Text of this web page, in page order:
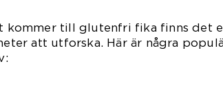
kommer till glutenfri fika finns det
att utforska. Här är några